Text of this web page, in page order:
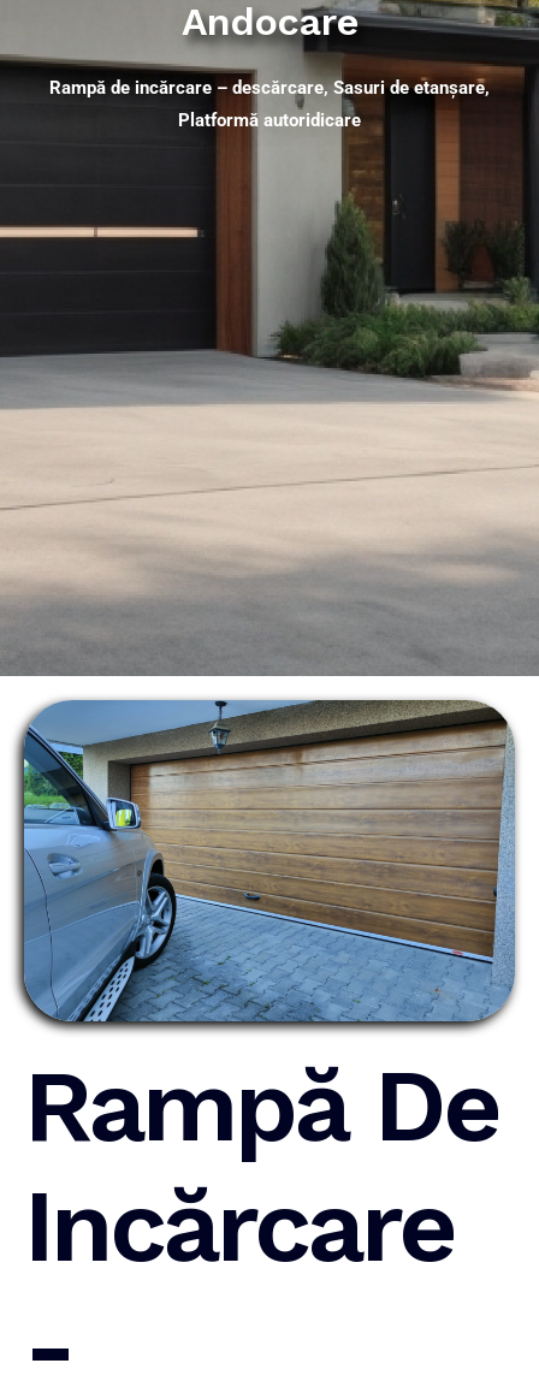
Andocare
Rampă de incărcare – descărcare, Sasuri de etanșare,
Platformă autoridicare
Rampă De
Incărcare
-